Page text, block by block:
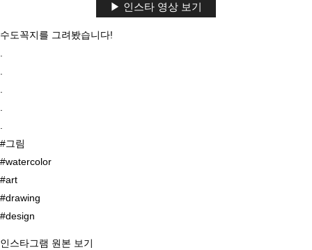
▶ 인스타 영상 보기
수도꼭지를 그려봤습니다!
#그림
#watercolor
#art
#drawing
#design
인스타그램 원본 보기